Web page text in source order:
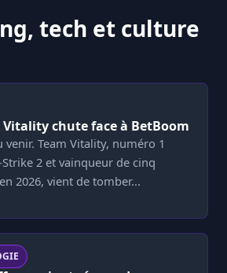
tech et culture
Vitality chute face à BetBoom
venir. Team Vitality, numéro 1
2 et vainqueur de cinq
2026, vient de tomber...